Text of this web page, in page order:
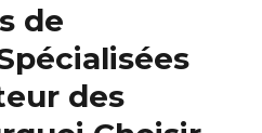
de
des